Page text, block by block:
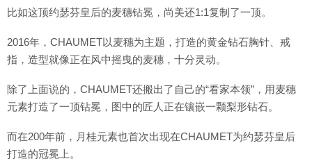
比如这顶约瑟芬皇后的麦穗钻冕，尚美还1:1复制了一顶。
2016年，CHAUMET以麦穗为主题，打造的黄金钻石胸针、戒
指，造型就像正在风中摇曳的麦穗，十分灵动。
除了上面说的，CHAUMET还搬出了自己的“看家本领”，用麦穗
元素打造了一顶钻冕，图中的匠人正在镶嵌一颗梨形钻石。
而在200年前，月桂元素也首次出现在CHAUMET为约瑟芬皇后
打造的冠冕上。